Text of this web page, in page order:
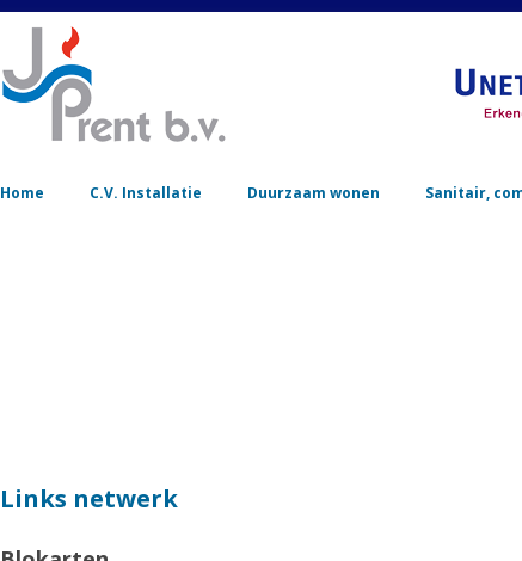
Home C.V. Installatie Duurzaam wonen Sanitair,
Links netwerk